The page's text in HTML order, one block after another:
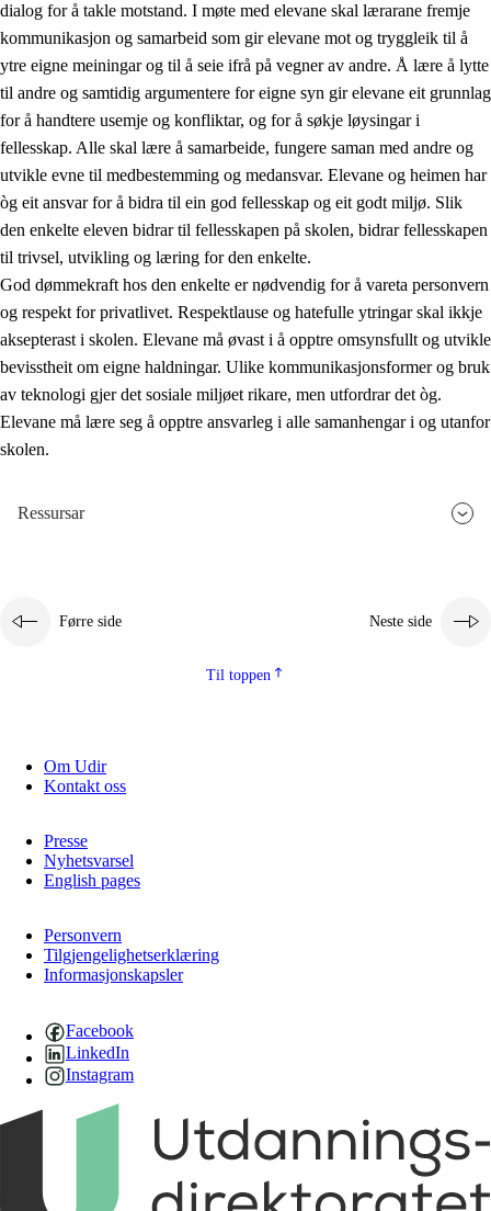
2.3 Grunnleggjande ferdigheiter
2.4 Å lære å lære
Tverrfaglege tema
dialog for å takle motstand. I møte med elevane skal lærarane fremje
kommunikasjon og samarbeid som gir elevane mot og tryggleik til å
ytre eigne meiningar og til å seie ifrå på vegner av andre. Å lære å lytte
til andre og samtidig argumentere for eigne syn gir elevane eit grunnlag
for å handtere usemje og konfliktar, og for å søkje løysingar i
fellesskap. Alle skal lære å samarbeide, fungere saman med andre og
utvikle evne til medbestemming og medansvar. Elevane og heimen har
òg eit ansvar for å bidra til ein god fellesskap og eit godt miljø. Slik
den enkelte eleven bidrar til fellesskapen på skolen, bidrar fellesskapen
til trivsel, utvikling og læring for den enkelte.
God dømmekraft hos den enkelte er nødvendig for å vareta personvern
og respekt for privatlivet. Respektlause og hatefulle ytringar skal ikkje
aksepterast i skolen. Elevane må øvast i å opptre omsynsfullt og utvikle
bevisstheit om eigne haldningar. Ulike kommunikasjonsformer og bruk
av teknologi gjer det sosiale miljøet rikare, men utfordrar det òg.
Elevane må lære seg å opptre ansvarleg i alle samanhengar i og utanfor
skolen.
Ressursar
Førre side Neste side
Til toppen
Om Udir
Kontakt oss
Presse
Nyhetsvarsel
English pages
Personvern
Tilgjengelighetserklæring
Informasjonskapsler
Facebook
LinkedIn
Instagram